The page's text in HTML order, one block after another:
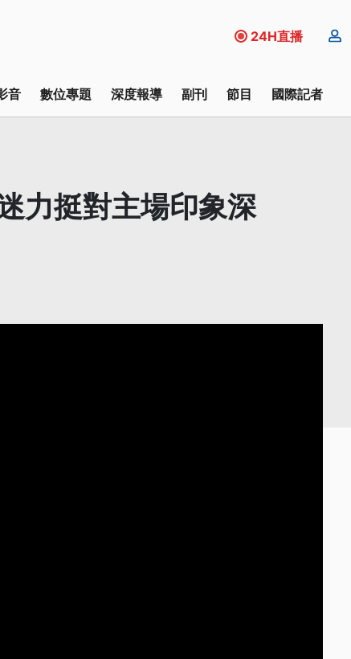
24H直播
音 數位專題 深度報導 副刊 節目 國際記者
力挺對主場印象深